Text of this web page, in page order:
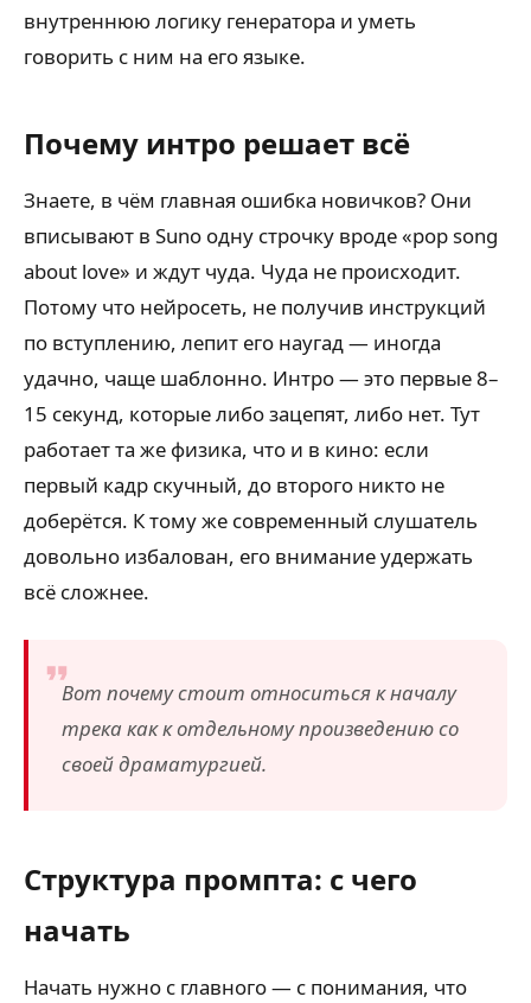
внутреннюю логику генератора и уметь
говорить с ним на его языке.
Почему интро решает всё
Знаете, в чём главная ошибка новичков? Они
вписывают в Suno одну строчку вроде «pop song
about love» и ждут чуда. Чуда не происходит.
Потому что нейросеть, не получив инструкций
по вступлению, лепит его наугад — иногда
удачно, чаще шаблонно. Интро — это первые 8–
15 секунд, которые либо зацепят, либо нет. Тут
работает та же физика, что и в кино: если
первый кадр скучный, до второго никто не
доберётся. К тому же современный слушатель
довольно избалован, его внимание удержать
всё сложнее.
Вот почему стоит относиться к началу
трека как к отдельному произведению со
своей драматургией.
Структура промпта: с чего
начать
Начать нужно с главного — с понимания, что